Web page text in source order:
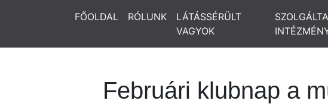
FŐOLDAL RÓLUNK
LÁTÁSSÉRÜLT
VAGYOK
Februári klubnap a